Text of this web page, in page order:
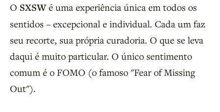
O SXSWé uma experiência única em todos os
sentidos – excepcional e individual. Cada um faz
seu recorte, sua própria curadoria. O que se leva
daqui é muito particular. O único sentimento
comum é o FOMO (o famoso "Fear of Missing
Out").